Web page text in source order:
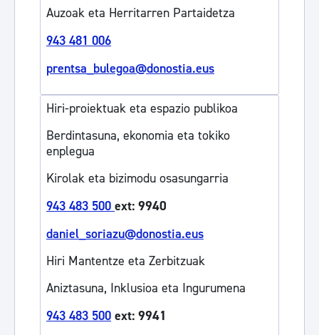
Auzoak eta Herritarren Partaidetza
943 481 006
prentsa_bulegoa@donostia.eus
Hiri-proiektuak eta espazio publikoa
Berdintasuna, ekonomia eta tokiko
enplegua
Kirolak eta bizimodu osasungarria
943 483 500 ext: 9940
daniel_soriazu@donostia.eus
Hiri Mantentze eta Zerbitzuak
Aniztasuna, Inklusioa eta Ingurumena
943 483 500 ext: 9941